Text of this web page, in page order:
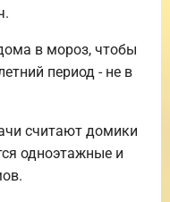
в мороз, чтобы
период - не в
считают домики
одноэтажные и